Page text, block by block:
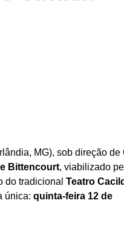
MG), sob direção de
Bittencourt, viabilizado
do tradicional Teatro
única: quinta-feira 12 de